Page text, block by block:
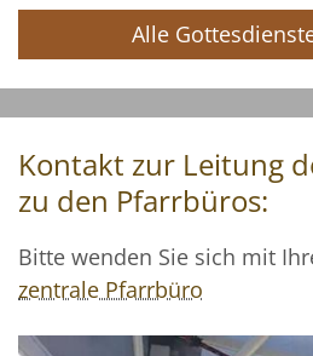
Alle
Kontakt zur Leitung
zu den Pfarrbüros:
Bitte wenden Sie sich mit
zentrale Pfarrbüro